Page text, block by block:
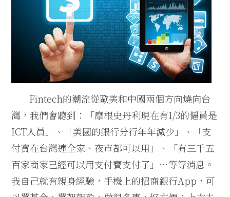
Fintech的潮流從歐美和中國兩個方向燒向台
灣，我們會聽到：「摩根史丹利現在有1/3的僱員是
ICT人員」、「美國的銀行分行年年減少」、「支
付寶在台灣連全家、夜市都可以用」、「有三千五
百家商家已經可以用支付寶支付了」…等等消息。
我自己就有親身經驗，手機上的招商銀行App，可